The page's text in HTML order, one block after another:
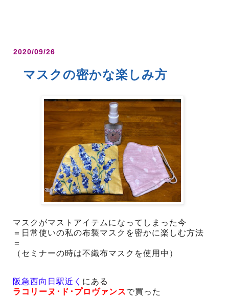
2020/09/26
マスクの密かな楽しみ方
＝日常使いの私の布製マスクを密かに楽しむ方法
＝
（セミナーの時は不織布マスクを使用中）
阪急西向日駅近く にある
ラコリーヌ･ド･プロヴァンスで買った